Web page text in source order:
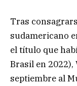
Tras
sudamericano
el título que
Brasil en 2022),
septiembre al